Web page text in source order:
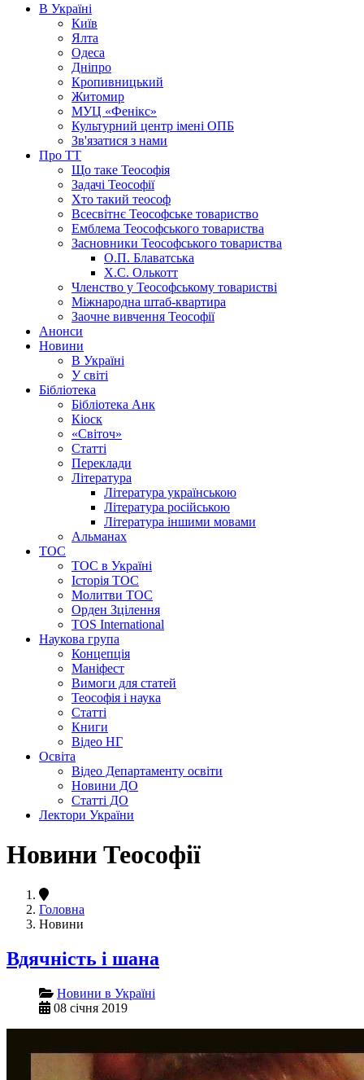
В Україні
Київ
Ялта
Одеса
Дніпро
Кропивницький
Житомир
МУЦ «Фенікс»
Культурний центр імені ОПБ
Зв'язатися з нами
Про ТТ
Що таке Теософія
Задачі Теософії
Хто такий теософ
Всесвітнє Теософське товариство
Емблема Теософського товариства
Засновники Теософського товариства
О.П. Блаватська
Х.С. Олькотт
Членство у Теософському товаристві
Міжнародна штаб-квартира
Заочне вивчення Теософії
Анонси
Новини
В Україні
У світі
Бібліотека
Бібліотека Анк
Кіоск
«Світоч»
Статті
Переклади
Література
Література українською
Література російською
Література іншими мовами
Альманах
ТОС
ТОС в Україні
Історія ТОС
Молитви ТОС
Орден Зцілення
TOS International
Наукова група
Концепція
Маніфест
Вимоги для статей
Теософія і наука
Статті
Книги
Відео НГ
Освіта
Відео Департаменту освіти
Новини ДО
Статті ДО
Лектори України
Новини Теософії
Головна
Новини
Вдячність і шана
Новини в Україні
08 січня 2019